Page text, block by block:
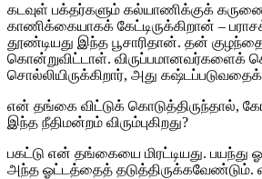
கடவுள் பக்தர்களும் கல்யாணிக்குக்
காணிக்கையாகக் கேட்டிருக்கிறான் –
தூண்டியது இந்த பூசாரிதான். தன்
கொன்றுவிட்டாள். விருப்பமானவர்களைக்
சொல்லியிருக்கிறார், அது
என் தங்கை விட்டுக் கொடுத்திருந்தால்,
இந்த நீதிமன்றம் விரும்புகிறது?
பகட்டு என் தங்கையை மிரட்டியது.
அந்த ஓட்டத்தைத் தடுத்திருக்கவேண்டும்.